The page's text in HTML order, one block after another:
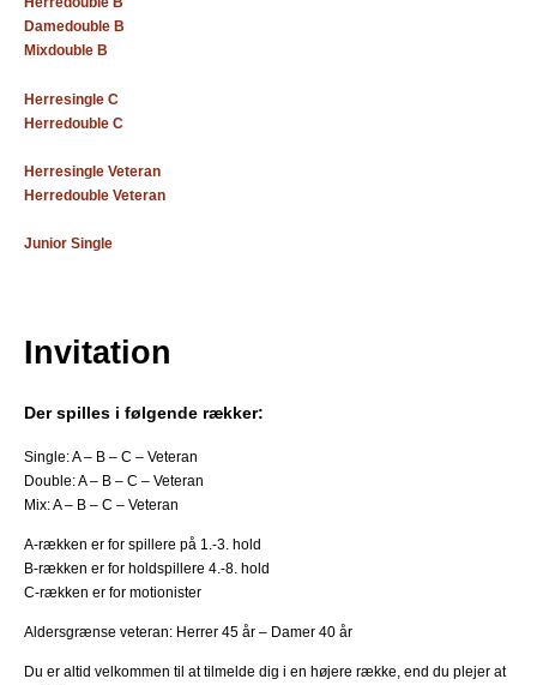
Damedouble B
Mixdouble B
Herresingle C
Herredouble C
Herresingle Veteran
Herredouble Veteran
Junior Single
Invitation
Der spilles i følgende rækker:
Single: A – B – C – Veteran
Double: A – B – C – Veteran
Mix: A – B – C – Veteran
A-rækken er for spillere på 1.-3. hold
B-rækken er for holdspillere 4.-8. hold
C-rækken er for motionister
Aldersgrænse veteran: Herrer 45 år – Damer 40 år
Du er altid velkommen til at tilmelde dig i en højere række, end du plejer at